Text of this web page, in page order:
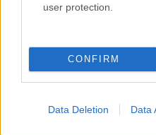
user protection.
CONFIRM
Data Deletion Data
Egy különleges
alijázó érkezett